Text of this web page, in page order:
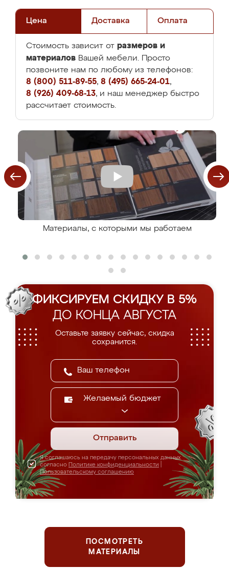
Цена Доставка Оплата
Стоимость зависит от размеров и
материалов Вашей мебели. Просто
позвоните нам по любому из телефонов:
8 (800) 511-89-55, 8 (495) 665-24-01,
8 (926) 409-68-13, и наш менеджер быстро
рассчитает стоимость.
Материалы, с которыми мы работаем
ФИКСИРУЕМ СКИДКУ В 5%
ДО КОНЦА АВГУСТА
Оставьте заявку сейчас, скидка
сохранится.
Желаемый бюджет
Отправить
Я соглашаюсь на передачу персональных данных
согласно Политике конфиденциальности
Пользовательскому соглашению
ПОСМОТРЕТЬ
МАТЕРИАЛЫ